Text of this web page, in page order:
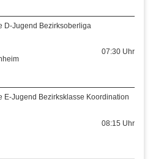
D-Jugend Bezirksoberliga
07:30 Uhr
Jugend Bezirksklasse Koordination
08:15 Uhr